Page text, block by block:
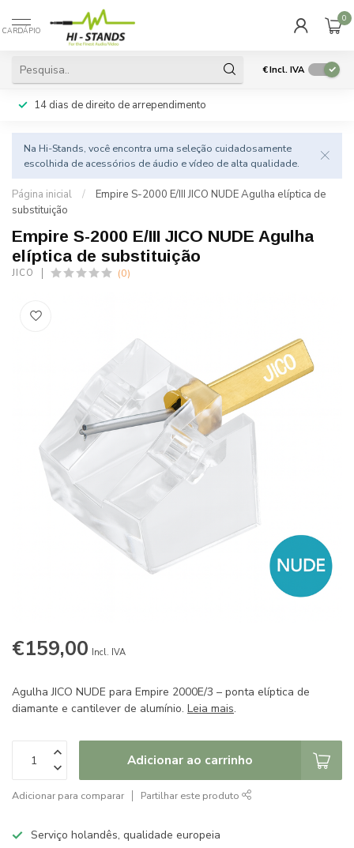
CARDÁPIO
0
€Incl. IVA
14 dias de direito de arrependimento
Na Hi-Stands, você encontra uma seleção cuidadosamente
escolhida de acessórios de áudio e vídeo de alta qualidade.
Página inicial /
Empire S-2000 E/III JICO NUDE Agulha elíptica de
substituição
Empire S-2000 E/III JICO NUDE Agulha
elíptica de substituição
JICO (0)
€159,00 Incl. IVA
Agulha JICO NUDE para Empire 2000E/3 – ponta elíptica de
diamante e cantilever de alumínio. Leia mais.
Adicionar ao carrinho
Adicionar para comparar Partilhar este produto
Serviço holandês, qualidade europeia